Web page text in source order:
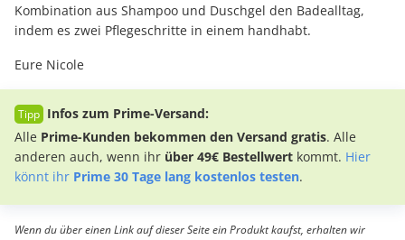
Kombination aus Shampoo und Duschgel den Badealltag,
indem es zwei Pflegeschritte in einem handhabt.
Eure Nicole
Infos zum Prime-Versand:
Alle Prime-Kunden bekommen den Versand gratis. Alle
anderen auch, wenn ihr über 49€ Bestellwert kommt. Hier
könnt ihr Prime 30 Tage lang kostenlos testen.
Wenn du über einen Link auf dieser Seite ein Produkt kaufst, erhalten wir